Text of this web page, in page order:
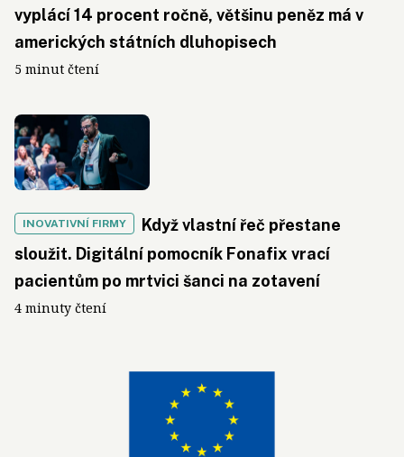
vyplácí 14 procent ročně, většinu peněz má v
amerických státních dluhopisech
5 minut čtení
INOVATIVNÍ FIRMY
Když vlastní řeč přestane
sloužit. Digitální pomocník Fonafix vrací
pacientům po mrtvici šanci na zotavení
4 minuty čtení